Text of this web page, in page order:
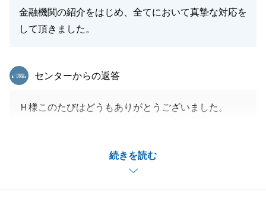
金融機関の紹介をはじめ、全てにおいて真摯な対応を
して頂きました。
続きを読む
東急リバブル
センターからの返答
Ｈ様このたびはどうもありがとうございました。
今後も何かあれば、お気軽にお声かけお願い致しま